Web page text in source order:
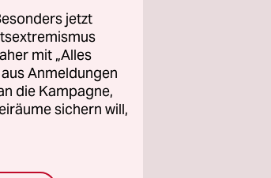
jetzt
mit „Alles
Anmeldungen
die Kampagne,
sichern will,